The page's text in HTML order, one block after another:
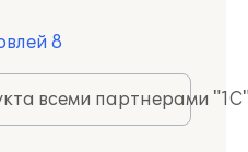
8
всеми партнерами